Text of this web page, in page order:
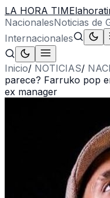
LA HORA TIME
NacionalesNoticias de
Internacionales
Inicio/ NOTICIAS/
parece? Farruko pop
ex manager